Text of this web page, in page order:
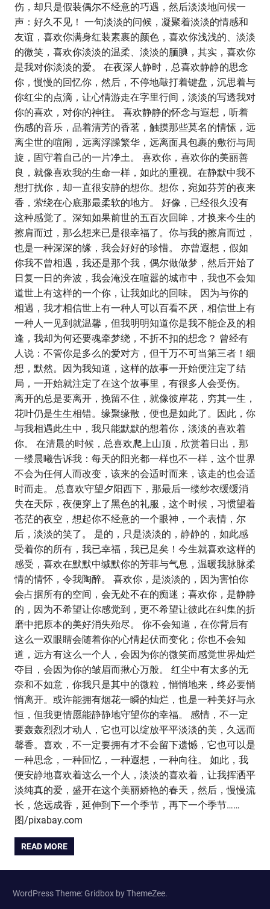
伤，却只是假装偶尔不经意的巧遇，然后淡淡地问候一
声：好久不见！ 一句淡淡的问候，凝聚着淡淡的情感和
友谊，喜欢你满身红装素裹的颜色，喜欢你浅浅的、淡淡
的微笑，喜欢你淡淡的温柔、淡淡的腼腆，其实，喜欢你
是我对你淡淡的爱。 在夜深人静时，总喜欢静静的思念
你，慢慢的回忆你，然后，不停地敲打着键盘，沉思着与
你红尘的点滴，让心情游走在字里行间，淡淡的写透我对
你的喜欢，对你的神往。 喜欢静静的怀念与遐想，听着
伤感的音乐，品着清芳的香茗，触摸那些莫名的情愫，远
离尘世的喧闹，远离浮躁繁华，远离面具包裹的敷衍与周
旋，固守着自己的一片净土。 喜欢你，喜欢你的美丽善
良，就像喜欢我的生命一样，如此的重视。在静默中我不
想打扰你，却一直很安静的想你。想你，宛如芬芳的夜来
香，萦绕在心底那最柔软的地方。 好像，已经很久没有
这种感觉了。深知如果前世的五百次回眸，才换来今生的
擦肩而过，那么想来已是很幸福了。你与我的擦肩而过，
也是一种深深的缘，我会好好的珍惜。 亦曾遐想，假如
你我不曾相遇，我还是那个我，偶尔做做梦，然后开始了
日复一日的奔波，我会淹没在喧嚣的城市中，我也不会知
道世上有这样的一个你，让我如此的回味。 因为与你的
相遇，我才相信世上有一种人可以百看不厌，相信世上有
一种人一见到就温馨，但我明明知道你是我不能企及的相
逢，我却为何还要魂牵梦绕，不折不扣的想念？ 曾经有
人说：不管你是多么的爱对方，但千万不可当第三者！细
想，默然。因为我知道，这样的故事一开始便注定了结
局，一开始就注定了在这个故事里，有很多人会受伤。
离开的总是要离开，挽留不住，就像彼岸花，穷其一生，
花叶仍是生生相错。缘聚缘散，便也是如此了。因此，你
与我相遇此生中，我只能默默的想着你，淡淡的喜欢着
你。 在清晨的时候，总喜欢爬上山顶，欣赏着日出，那
一缕晨曦告诉我：每天的阳光都一样也不一样，这个世界
不会为任何人而改变，该来的会适时而来，该走的也会适
时而走。 总喜欢守望夕阳西下，那最后一缕纱衣缓缓消
失在天际，夜便穿上了黑色的礼服，这个时候，习惯望着
苍茫的夜空，想起你不经意的一个眼神，一个表情，尔
后，淡淡的笑了。 是的，只是淡淡的，静静的，如此感
受着你的所有，我已幸福，我已足矣！今生就喜欢这样的
感受，喜欢在默默中缄默你的芳菲与气息，温暖我脉脉柔
情的情怀，令我陶醉。 喜欢你，是淡淡的，因为害怕你
会占据所有的空间，会无处不在的痴迷；喜欢你，是静静
的，因为不希望让你感觉到，更不希望让彼此在纠集的折
磨中把原本的美好消失殆尽。 你不会知道，在你背后有
这么一双眼睛会随着你的心情起伏而变化；你也不会知
道，远方有这么一个人，会因为你的微笑而感觉世界灿烂
夺目，会因为你的皱眉而揪心万般。 红尘中有太多的无
奈和不如意，你我只是其中的微粒，悄悄地来，终必要悄
悄离开。或许能拥有烟花一瞬的灿烂，也是一种美好与永
恒，但我更情愿能静静地守望你的幸福。 感情，不一定
要轰轰烈烈才动人，它也可以绽放平平淡淡的美，久远而
馨香。喜欢，不一定要拥有才不会留下遗憾，它也可以是
一种思念，一种回忆，一种遐想，一种向往。 如此，我
便安静地喜欢着这么一个人，淡淡的喜欢着，让我挥洒平
淡纯真的爱，盛开在这个美丽娇艳的春天，然后，慢慢流
长，悠远成香，延伸到下一个季节，再下一个季节……
图/pixabay.com
READ MORE
WordPress Theme: Gridbox by ThemeZee.